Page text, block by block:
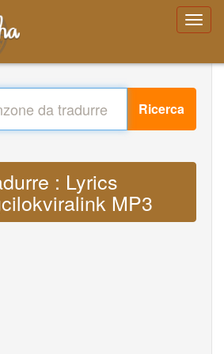
Ricerca
: Lyrics
MP3